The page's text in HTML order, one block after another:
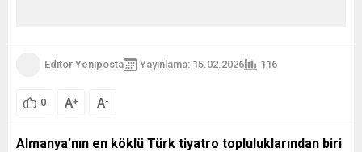
Editor Yeniposta Yayınlama: 15.02.2026 116
0 A+ A-
Almanya’nın en köklü Türk tiyatro topluluklarından biri